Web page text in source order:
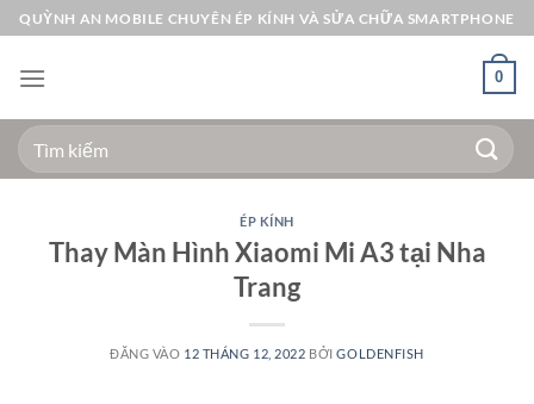
Bỏ
qua
nội
QUỲNH AN MOBILE CHUYÊN ÉP KÍNH VÀ SỬA CHỮA SMARTPHONE
0
Tìm
kiếm:
ÉP KÍNH
Thay Màn Hình Xiaomi Mi A3 tại Nha
Trang
ĐĂNG VÀO 12 THÁNG 12, 2022 BỞIGOLDENFISH